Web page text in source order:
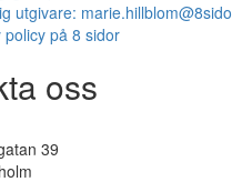
utgivare:
policy på 8 sidor
oss
39